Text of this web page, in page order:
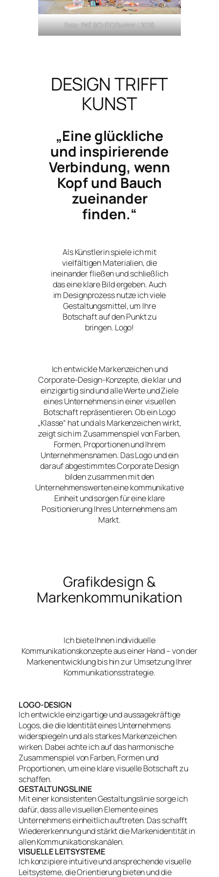
Foto: PAT SCHEIDEMANN | 2025
DESIGN TRIFFT
KUNST
„Eine glückliche
und inspirierende
Verbindung, wenn
Kopf und Bauch
zueinander
finden.“
Als Künstlerin spiele ich mit
vielfältigen Materialien, die
ineinander fließen und schließlich
das eine klare Bild ergeben. Auch
im Designprozess nutze ich viele
Gestaltungsmittel, um Ihre
Botschaft auf den Punkt zu
bringen. Logo!
Ich entwickle Markenzeichen und
Corporate-Design-Konzepte, die klar und
einzigartig sind und alle Werte und Ziele
eines Unternehmens in einer visuellen
Botschaft repräsentieren. Ob ein Logo
„Klasse“ hat und als Markenzeichen wirkt,
zeigt sich im Zusammenspiel von Farben,
Formen, Proportionen und Ihrem
Unternehmensnamen. Das Logo und ein
darauf abgestimmtes Corporate Design
bilden zusammen mit den
Unternehmenswerten eine kommunikative
Einheit und sorgen für eine klare
Positionierung Ihres Unternehmens am
Markt.
Grafikdesign &
Markenkommunikation
Ich biete Ihnen individuelle
Kommunikationskonzepte aus einer Hand – von der
Markenentwicklung bis hin zur Umsetzung Ihrer
Kommunikationsstrategie.
LOGO-DESIGN
Ich entwickle einzigartige und aussagekräftige
Logos, die die Identität eines Unternehmens
widerspiegeln und als starkes Markenzeichen
wirken. Dabei achte ich auf das harmonische
Zusammenspiel von Farben, Formen und
Proportionen, um eine klare visuelle Botschaft zu
schaffen.
GESTALTUNGSLINIE
Mit einer konsistenten Gestaltungslinie sorge ich
dafür, dass alle visuellen Elemente eines
Unternehmens einheitlich auftreten. Das schafft
Wiedererkennung und stärkt die Markenidentität in
allen Kommunikationskanälen.
VISUELLE LEITSYSTEME
Ich konzipiere intuitive und ansprechende visuelle
Leitsysteme, die Orientierung bieten und die